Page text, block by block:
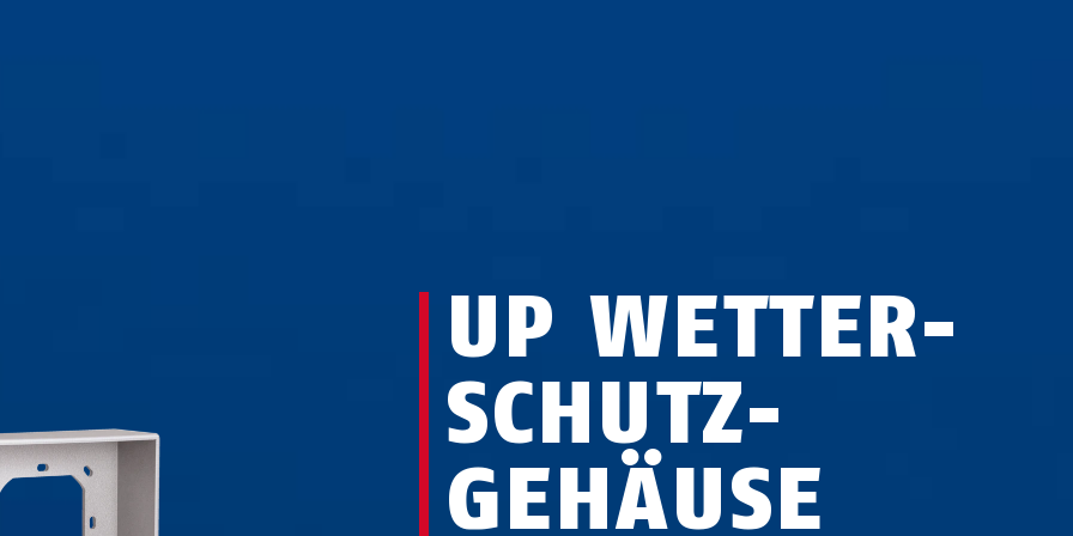
UP WETTER­
SCHUTZ­
GEHÄUSE